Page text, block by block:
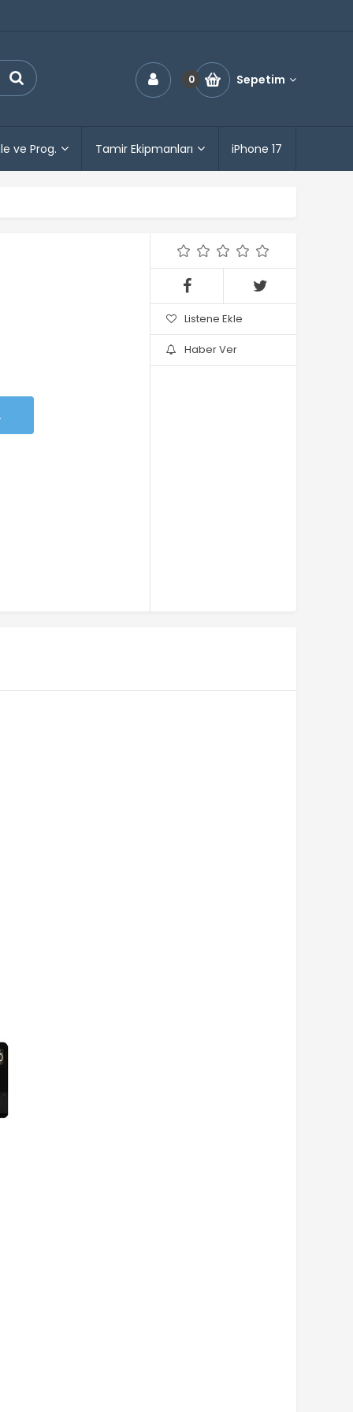
0 Sepetim
ve Prog. Tamir Ekipmanları iPhone 17
Listene Ekle
Haber Ver